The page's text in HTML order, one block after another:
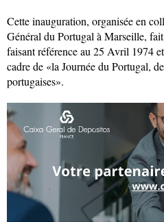
Cette inauguration, organisée en
Général du Portugal à Marseille,
faisant référence au 25 Avril 1974
cadre de «la Journée du Portugal,
portugaises».